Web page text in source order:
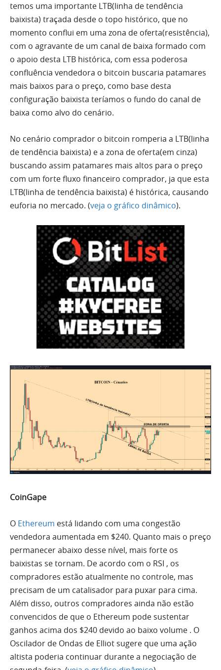
temos uma importante LTB(linha de tendência
baixista) traçada desde o topo histórico, que no
momento conflui em uma zona de oferta(resistência),
com o agravante de um canal de baixa formado com
o apoio desta LTB histórica, com essa poderosa
confluência vendedora o bitcoin buscaria patamares
mais baixos para o preço, como base desta
configuração baixista teríamos o fundo do canal de
baixa como alvo do cenário.
No cenário comprador o bitcoin romperia a LTB(linha
de tendência baixista) e a zona de oferta(em cinza)
buscando assim patamares mais altos para o preço
com um forte fluxo financeiro comprador, ja que esta
LTB(linha de tendência baixista) é histórica, causando
euforia no mercado. (veja o gráfico dinâmico).
CoinGape
O Ethereum está lidando com uma congestão
vendedora aumentada em $240. Quanto mais o preço
permanecer abaixo desse nível, mais forte os
baixistas se tornam. De acordo com o RSI , os
compradores estão atualmente no controle, mas
precisam de um catalisador para puxar para cima.
Além disso, outros compradores ainda não estão
convencidos de que o Ethereum pode sustentar
ganhos acima dos $240 devido ao baixo volume . O
Oscilador de Ondas de Elliot sugere que uma ação
altista poderia continuar durante a negociação de